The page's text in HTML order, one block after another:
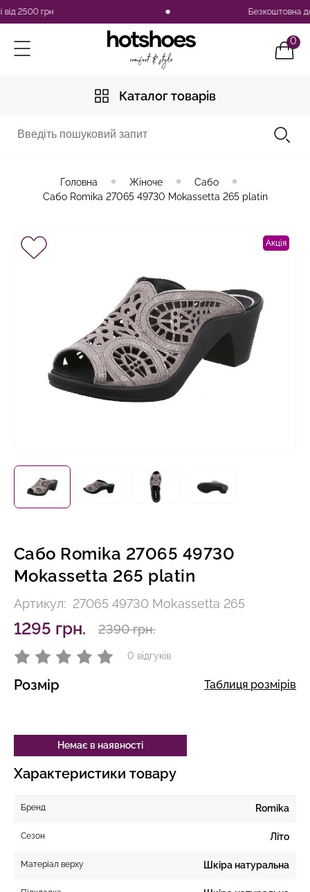
грн Безкоштовна
0
Каталог товарів
Головна Жіноче
Сабо
Сабо Romika 27065 49730 Mokassetta 265 platin
Акція
Сабо Romika 27065 49730
Mokassetta 265 platin
Артикул: 27065 49730 Mokassetta 265
1295 грн. 2390 грн.
0 відгуків
Розмір Таблиця розмірів
Немає в наявності
Характеристики товару
Бренд Romika
Сезон Літо
Матеріал верху Шкіра натуральна